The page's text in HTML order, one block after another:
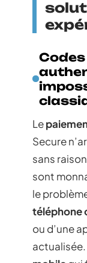
Le
Secure
sans
sont
le
téléphone
ou d’une
actualisée.